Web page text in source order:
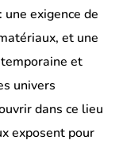
exigence de
et une
et
univers
dans ce lieu
exposent pour